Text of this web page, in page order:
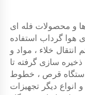
و محصولات فله ای
هوا گرداب استفاده
خلاء ، مواد و
سازی گرفته تا
دستگاه قرص ، خطوط
دیگر تجهیزات